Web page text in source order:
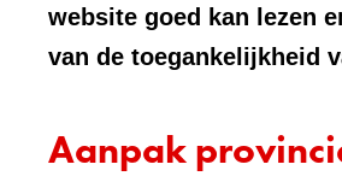
website goed kan lezen
van de toegankelijkheid
Aanpak